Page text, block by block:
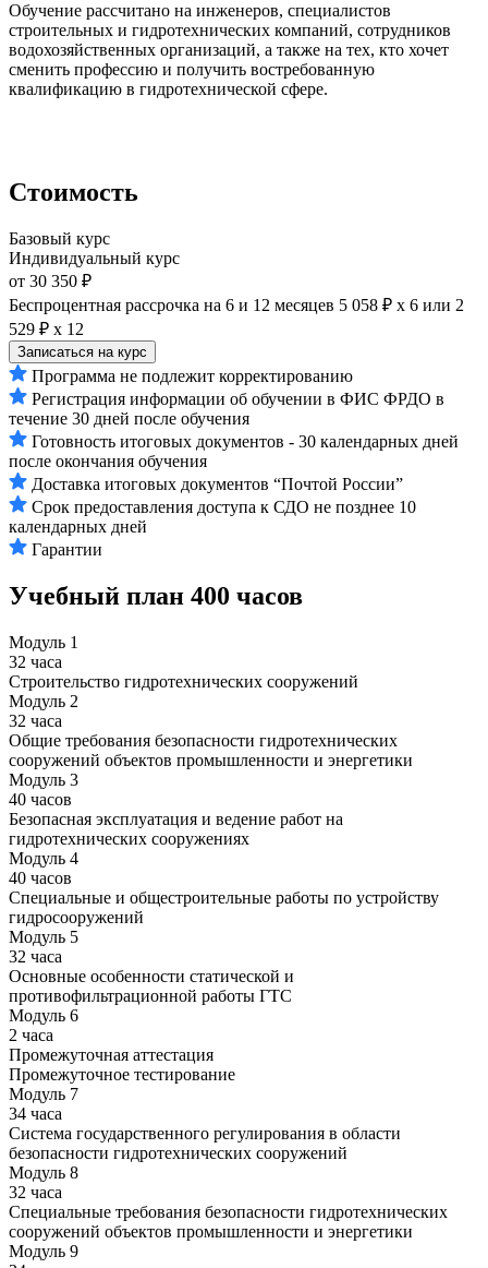
Обучение рассчитано на инженеров, специалистов
строительных и гидротехнических компаний, сотрудников
водохозяйственных организаций, а также на тех, кто хочет
сменить профессию и получить востребованную
квалификацию в гидротехнической сфере.
Стоимость
Базовый курс
Индивидуальный курс
от 30 350 ₽
Беспроцентная рассрочка на 6 и 12 месяцев 5 058 ₽ х 6 или 2
529 ₽ х 12
Записаться на курс
Программа не подлежит корректированию
Регистрация информации об обучении в ФИС ФРДО в
течение 30 дней после обучения
Готовность итоговых документов - 30 календарных дней
после окончания обучения
Доставка итоговых документов “Почтой России”
Срок предоставления доступа к СДО не позднее 10
календарных дней
Гарантии
Учебный план 400 часов
Модуль 1
32 часа
Строительство гидротехнических сооружений
Модуль 2
32 часа
Общие требования безопасности гидротехнических
сооружений объектов промышленности и энергетики
Модуль 3
40 часов
Безопасная эксплуатация и ведение работ на
гидротехнических сооружениях
Модуль 4
40 часов
Специальные и общестроительные работы по устройству
гидросооружений
Модуль 5
32 часа
Основные особенности статической и
противофильтрационной работы ГТС
Модуль 6
2 часа
Промежуточная аттестация
Промежуточное тестирование
Модуль 7
34 часа
Система государственного регулирования в области
безопасности гидротехнических сооружений
Модуль 8
32 часа
Специальные требования безопасности гидротехнических
сооружений объектов промышленности и энергетики
Модуль 9